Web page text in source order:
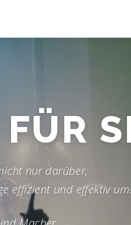
nur darüber,
effizient und effektiv